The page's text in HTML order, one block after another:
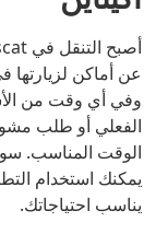
عن أماكن
وفي أي وقت من
الفعلي أو طلب
الوقت المناسب.
يمكنك استخدام
يناسب احتياجاتك.